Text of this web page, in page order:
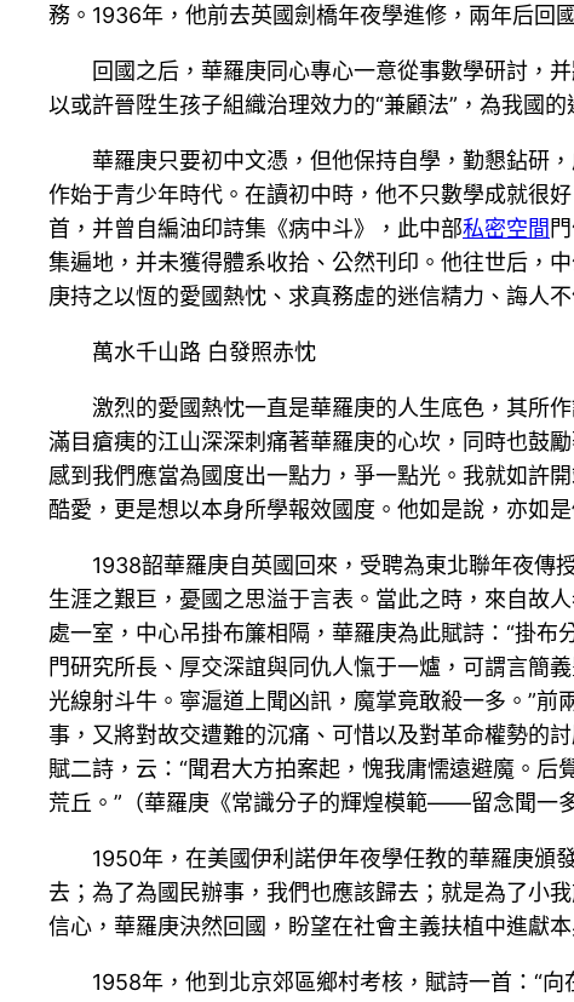
務。1936年，他前去英國劍橋年夜學進修，兩年后回
回國之后，華羅庚同心專心一意從事數學研討，
以或許晉陞生孩子組織治理效力的“兼顧法”，為我國
華羅庚只要初中文憑，但他保持自學，勤懇鉆研
作始于青少年時代。在讀初中時，他不只數學成就很
首，并曾自編油印詩集《病中斗》，此中部私密空間
集遍地，并未獲得體系收拾、公然刊印。他往世后，
庚持之以恆的愛國熱忱、求真務虛的迷信精力、誨人
萬水千山路 白發照赤忱
激烈的愛國熱忱一直是華羅庚的人生底色，其所
滿目瘡痍的江山深深刺痛著華羅庚的心坎，同時也鼓
感到我們應當為國度出一點力，爭一點光。我就如許
酷愛，更是想以本身所學報效國度。他如是說，亦如
1938韶華羅庚自英國回來，受聘為東北聯年夜傳
生涯之艱巨，憂國之思溢于言表。當此之時，來自故
處一室，中心吊掛布簾相隔，華羅庚為此賦詩：“掛
門研究所長、厚交深誼與同仇人愾于一爐，可謂言簡
光線射斗牛。寧滬道上聞凶訊，魔掌竟敢殺一多。”
事，又將對故交遭難的沉痛、可惜以及對革命權勢的
賦二詩，云：“聞君大方拍案起，愧我庸懦遠避魔。
荒丘。”（華羅庚《常識分子的輝煌模範——留念聞一
1950年，在美國伊利諾伊年夜學任教的華羅庚頒
去；為了為國民辦事，我們也應該歸去；就是為了小
信心，華羅庚決然回國，盼望在社會主義扶植中進獻
1958年，他到北京郊區鄉村考核，賦詩一首：“